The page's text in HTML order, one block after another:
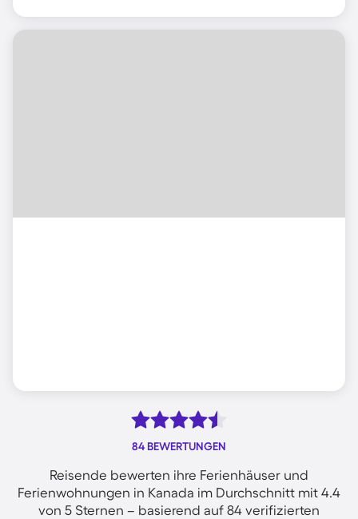
84 BEWERTUNGEN
Reisende bewerten ihre Ferienhäuser und
Ferienwohnungen in Kanada im Durchschnitt mit 4.4
von 5 Sternen – basierend auf 84 verifizierten